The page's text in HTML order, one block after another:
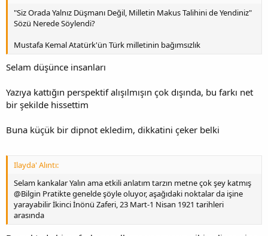
"Siz Orada Yalnız Düşmanı Değil, Milletin Makus Talihini de Yendiniz"
Sözü Nerede Söylendi?
Mustafa Kemal Atatürk'ün Türk milletinin bağımsızlık
Selam düşünce insanları
Yazıya kattığın perspektif alışılmışın çok dışında, bu farkı net
bir şekilde hissettim
Buna küçük bir dipnot ekledim, dikkatini çeker belki
Ilayda' Alıntı:
Selam kankalar Yalın ama etkili anlatım tarzın metne çok şey katmış
@Bilgin Pratikte genelde şöyle oluyor, aşağıdaki noktalar da işine
yarayabilir İkinci İnönü Zaferi, 23 Mart-1 Nisan 1921 tarihleri
arasında